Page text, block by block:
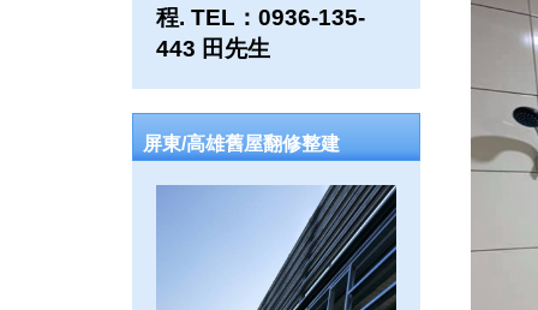
程. TEL：0936-135-
443 田先生
屏東/高雄舊屋翻修整建